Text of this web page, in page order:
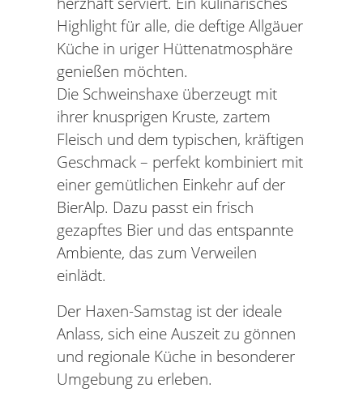
Highlight für alle, die deftige Allgäuer
Küche in uriger Hüttenatmosphäre
genießen möchten.
Die Schweinshaxe überzeugt mit
ihrer knusprigen Kruste, zartem
Fleisch und dem typischen, kräftigen
Geschmack – perfekt kombiniert mit
einer gemütlichen Einkehr auf der
BierAlp. Dazu passt ein frisch
gezapftes Bier und das entspannte
Ambiente, das zum Verweilen
einlädt.
Der Haxen-Samstag ist der ideale
Anlass, sich eine Auszeit zu gönnen
und regionale Küche in besonderer
Umgebung zu erleben.